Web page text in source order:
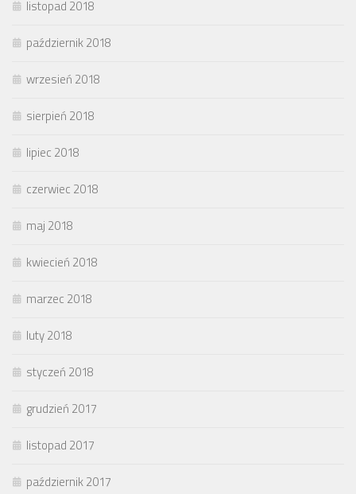
listopad 2018
październik 2018
wrzesień 2018
sierpień 2018
lipiec 2018
czerwiec 2018
maj 2018
kwiecień 2018
marzec 2018
luty 2018
styczeń 2018
grudzień 2017
listopad 2017
październik 2017